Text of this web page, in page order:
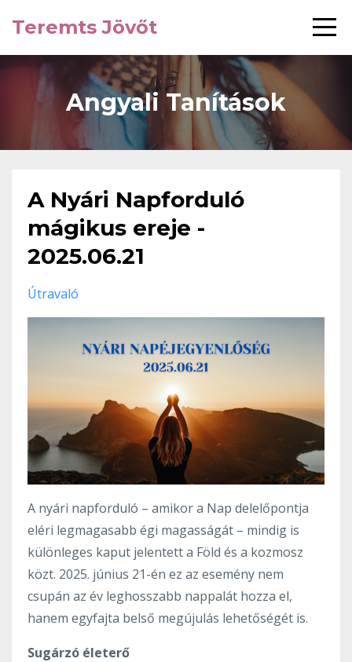
Teremts Jövőt
Angyali Tanítások
A Nyári Napforduló
mágikus ereje -
2025.06.21
Útravaló
A nyári napforduló – amikor a Nap delelőpontja
eléri legmagasabb égi magasságát – mindig is
különleges kaput jelentett a Föld és a kozmosz
közt. 2025. június 21-én ez az esemény nem
csupán az év leghosszabb nappalát hozza el,
hanem egyfajta belső megújulás lehetőségét is.
Sugárzó életerő